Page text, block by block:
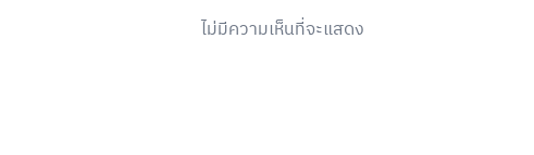
ไม่มีความเห็นที่จะแสดง